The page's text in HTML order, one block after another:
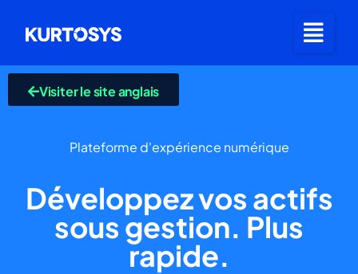
Visiter le site anglais
Plateforme d'expérience numérique
Développez vos actifs
sous gestion. Plus
rapide.